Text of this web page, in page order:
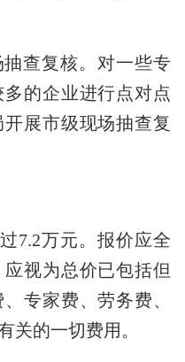
抽查复核。对一些专
的企业进行点对点
展市级现场抽查复
7.2万元。报价应全
视为总价已包括但
专家费、劳务费、
关的一切费用。